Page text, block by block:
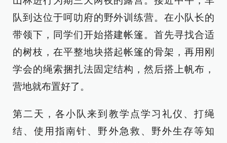
队到达位于呵叻府的野外训练营。在小队长的
带领下，同学们开始搭建帐篷。首先寻找合适
的树枝，在平整地块搭起帐篷的骨架，再用刚
学会的绳索捆扎法固定结构，然后搭上帆布，
营地就布置好了。
第二天，各小队来到教学点学习礼仪、打绳
结、使用指南针、野外急救、野外生存等知